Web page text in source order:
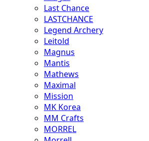
Last Chance
LASTCHANCE
Legend Archery
Leitold
Magnus
Mantis
Mathews
Maximal
Mission
MK Korea
MM Crafts
MORREL